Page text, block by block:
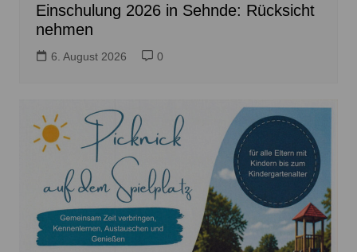
Einschulung 2026 in Sehnde: Rücksicht
nehmen
6. August 2026 0